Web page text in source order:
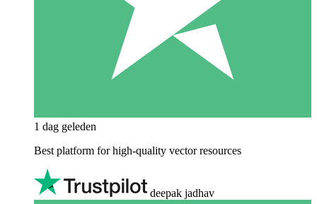
1 dag geleden
Best platform for high-quality vector resources
deepak jadhav